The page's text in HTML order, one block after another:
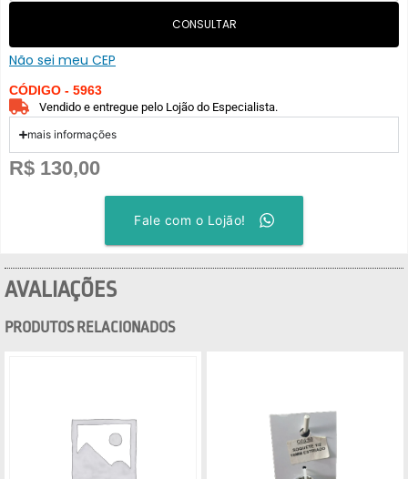
CONSULTAR
Não sei meu CEP
CÓDIGO - 5963
Vendido e entregue pelo Lojão do Especialista.
mais informações
R$ 130,00
Fale com o Lojão!
AVALIAÇÕES
PRODUTOS RELACIONADOS